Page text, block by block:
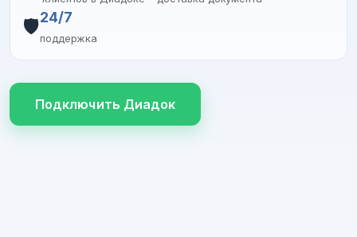
🛡️24/7
поддержка
Подключить Диадок